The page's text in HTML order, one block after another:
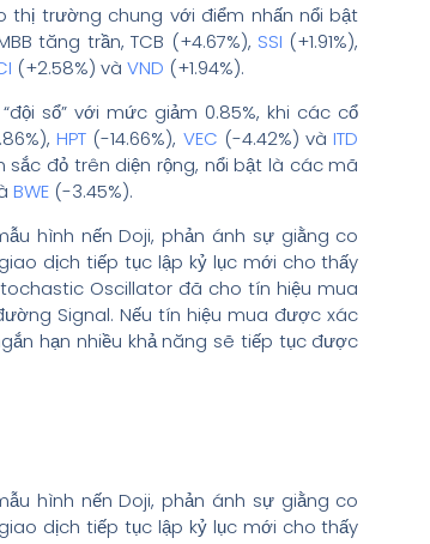
trường chung với điểm nhấn nổi bật
tăng trần, TCB (+4.67%), SSI (+1.91%),
(+2.58%) và VND (+1.94%).
sổ” với mức giảm 0.85%, khi các cổ
HPT(-14.66%), VEC (-4.42%) và ITD
sắc đỏ trên diện rộng, nổi bật là các mã
BWE(-3.45%).
hình nến Doji, phản ánh sự giằng co
dịch tiếp tục lập kỷ lục mới cho thấy
Oscillator đã cho tín hiệu mua
Signal. Nếu tín hiệu mua được xác
hạn nhiều khả năng sẽ tiếp tục được
hình nến Doji, phản ánh sự giằng co
dịch tiếp tục lập kỷ lục mới cho thấy